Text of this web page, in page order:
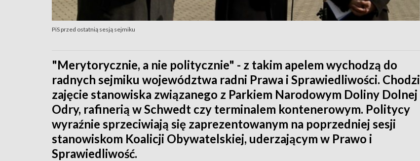
PiS przed ostatnią sesją sejmiku
"Merytorycznie, a nie politycznie" - z takim apelem wychodzą do
radnych sejmiku województwa radni Prawa i Sprawiedliwości. Chodzi
zajęcie stanowiska związanego z Parkiem Narodowym Doliny Dolnej
Odry, rafinerią w Schwedt czy terminalem kontenerowym. Politycy
wyraźnie sprzeciwiają się zaprezentowanym na poprzedniej sesji
stanowiskom Koalicji Obywatelskiej, uderzającym w Prawo i
Sprawiedliwość.